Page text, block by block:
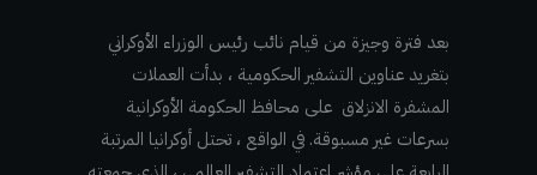
بعد فترة وجيزة من قيام نائب رئيس الوزراء الأوكراني
بتغريد عناوين التشفير الحكومية ، بدأت العملات
المشفرة الانزلاق على محافظ الحكومة الأوكرانية
بسرعات غير مسبوقة. في الواقع ، تحتل أوكرانيا المرتبة